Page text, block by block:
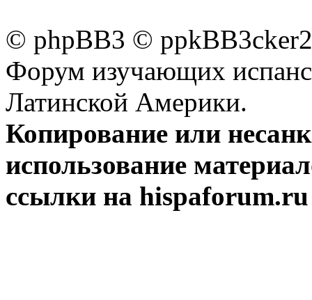
© phpBB3 ©
Форум изучающих
Латинской Америки.
Копирование или
использование
ссылки на hispaforum.ru